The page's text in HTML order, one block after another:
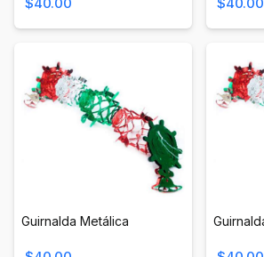
Guirnalda Metálica